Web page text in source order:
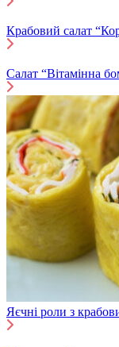
Крабовий салат
Салат “Вітамінна
Яєчні роли з